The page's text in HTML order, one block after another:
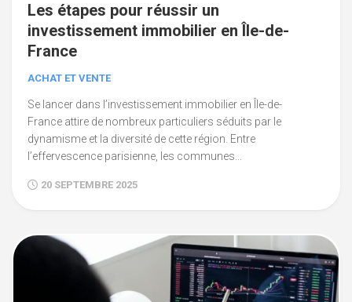
Les étapes pour réussir un
investissement immobilier en Île-de-
France
ACHAT ET VENTE
Se lancer dans l’investissement immobilier en Île-de-
France attire de nombreux particuliers séduits par le
dynamisme et la diversité de cette région. Entre
l’effervescence parisienne, les communes...
20 SEPTEMBRE 2025